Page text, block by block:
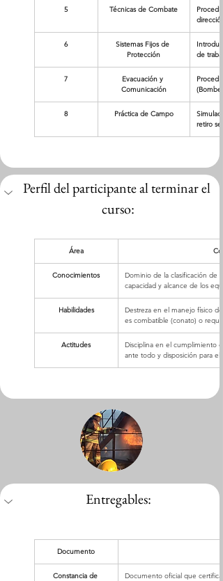
5 Técnicas de Combate
6
Sistemas Fijos de
Protección
de
7
Evacuación y
Comunicación
8 Práctica de Campo
retiro
Perfil del participante al terminar el
curso:
Área
Conocimientos
Dominio de la clasificación de
capacidad y alcance de los
Habilidades
Destreza en el manejo físico
es combatible (conato) o
Actitudes
Disciplina en el cumplimiento
ante todo y disposición para
Entregables:
Documento
Constancia de Documento oficial que